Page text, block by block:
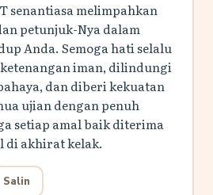
senantiasa melimpahkan
petunjuk-Nya dalam
Anda. Semoga hati selalu
iman, dilindungi
dan diberi kekuatan
ujian dengan penuh
setiap amal baik diterima
di akhirat kelak.
Salin